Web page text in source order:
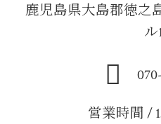
鹿児島県大島郡徳之
ル
営業時間 /